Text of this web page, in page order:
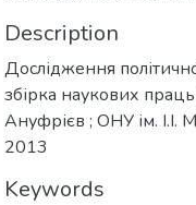
Description
Дослідження
збірка наукових
Ануфрієв ; ОНУ ім. І.І.
2013
Keywords